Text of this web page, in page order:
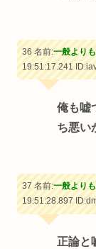
36 名前:一般より
19:51:17.241
俺も嘘
ち悪い
37 名前:一般より
19:51:28.897
正論と